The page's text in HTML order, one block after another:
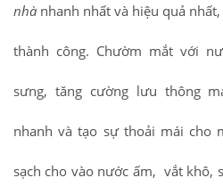
nhà nhanh nhất và hiệu quả
thành công. Chườm mắt với
sưng, tăng cường lưu thông
nhanh và tạo sự thoải mái cho
sạch cho vào nước ấm, vắt khô,